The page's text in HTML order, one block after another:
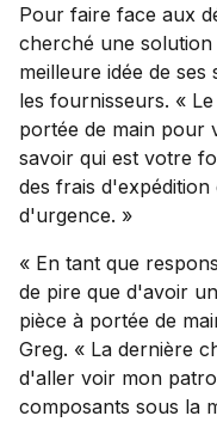
Pour faire face aux
cherché une
meilleure idée de
les fournisseurs. «
portée de main pour
savoir qui est votre
des frais
d'urgence. »
« En tant que
de pire que d'avoir
pièce à portée de
Greg. « La dernière
d'aller voir mon
composants sous la